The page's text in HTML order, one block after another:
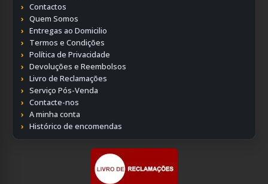
Contactos
Quem Somos
Entregas ao Domicilio
Termos e Condições
Política de Privacidade
Devoluções e Reembolsos
Livro de Reclamações
Serviço Pós-Venda
Contacte-nos
A minha conta
Histórico de encomendas